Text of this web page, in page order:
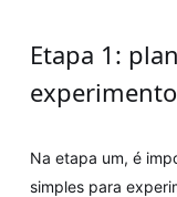
Etapa 1:
experimento
Na etapa um, é
simples para